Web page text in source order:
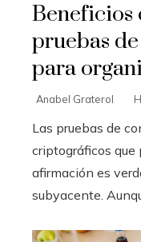
Beneficios
pruebas
para
Anabel Graterol
Las pruebas de
criptográficos que
afirmación es
subyacente.